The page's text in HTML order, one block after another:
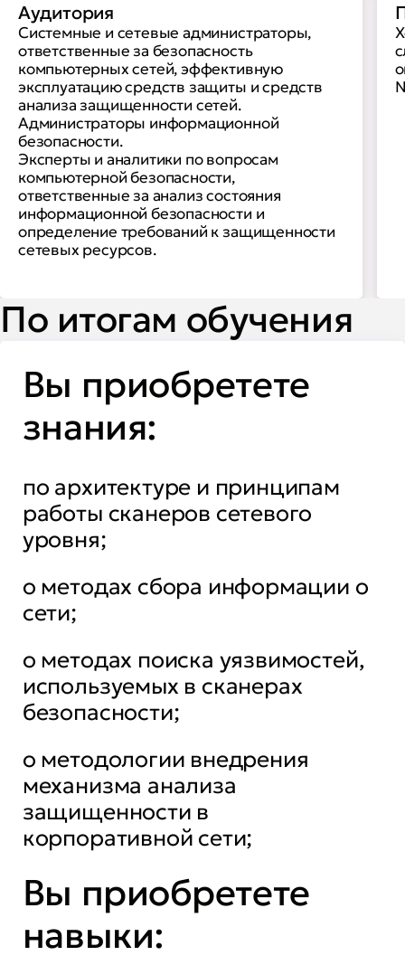
Аудитория
Системные и сетевые администраторы,
ответственные за безопасность
компьютерных сетей, эффективную
эксплуатацию средств защиты и средств
анализа защищенности сетей.
Администраторы информационной
безопасности.
Эксперты и аналитики по вопросам
компьютерной безопасности,
ответственные за анализ состояния
информационной безопасности и
определение требований к защищенности
сетевых ресурсов.
По итогам обучения
Вы приобретете
знания:
по архитектуре и принципам
работы сканеров сетевого
уровня;
о методах сбора информации о
сети;
о методах поиска уязвимостей,
используемых в сканерах
безопасности;
о методологии внедрения
механизма анализа
защищенности в
корпоративной сети;
Вы приобретете
навыки: